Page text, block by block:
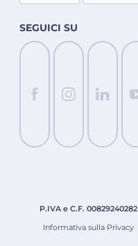
SEGUICI SU
P.IVA e C.F. 00829240282
Informativa sulla Privacy